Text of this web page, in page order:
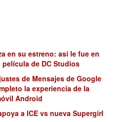
en su estreno: así le fue en
de DC Studios
de Mensajes de Google
la experiencia de la
Android
a ICE vs nueva Supergirl